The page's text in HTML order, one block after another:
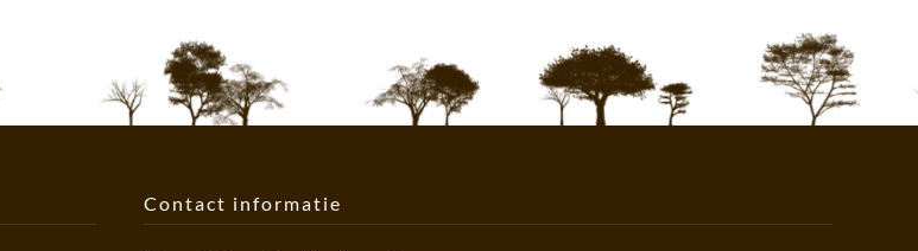
Contact informatie